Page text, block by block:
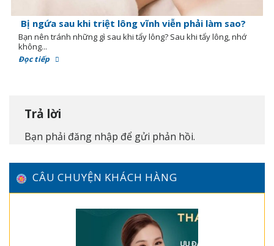
Bị ngứa sau khi triệt lông vĩnh viễn phải làm sao?
Bạn nên tránh những gì sau khi tẩy lông? Sau khi tẩy lông, nhớ
không...
Đọc tiếp
Trả lời
Bạn phải đăng nhập để gửi phản hồi.
CÂU CHUYỆN KHÁCH HÀNG